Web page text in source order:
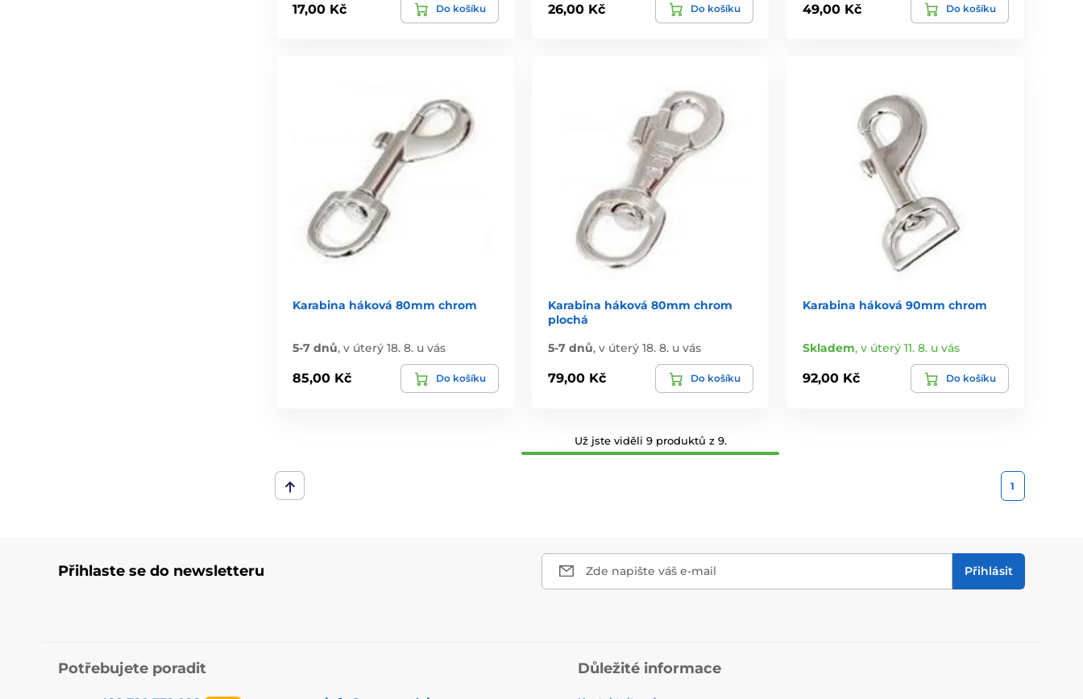
17,00 Kč Do košíku 26,00 Kč Do košíku 49,00 Kč Do košíku
Karabina háková 80mm chrom
5-7 dnů, v úterý 18. 8. u vás
85,00 Kč Do košíku
Karabina háková 80mm chrom
plochá
5-7 dnů, v úterý 18. 8. u vás
79,00 Kč Do košíku
Karabina háková 90mm chrom
Skladem,v úterý 11. 8. u vás
92,00 Kč Do košíku
Už jste viděli 9 produktů z 9.
1
Přihlaste se do newsletteru Zde napište váš e-mail Přihlásit
Potřebujete poradit Důležité informace